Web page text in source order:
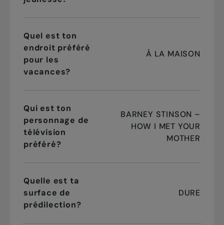
Quel est ton
endroit préféré
pour les
vacances?
À LA MAISON
Qui est ton
personnage de
télévision
préféré?
BARNEY STINSON –
HOW I MET YOUR
MOTHER
Quelle est ta
surface de
prédilection?
DURE